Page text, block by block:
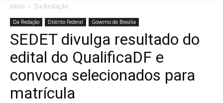
Início Da Redação
Da Redação Distrito Federal Governo de Brasília
SEDET divulga resultado do
edital do QualificaDF e
convoca selecionados para
matrícula